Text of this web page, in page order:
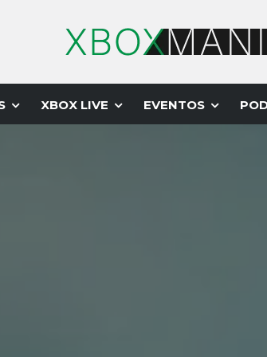
XBOX LIVE EVENTOS